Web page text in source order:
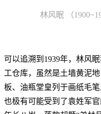
林风眠 （
可以追溯到1939年，林风
工仓库，虽然是土墙黄泥
板、油瓶堂皇列于画纸毛
也极有可能受到了袁姓军